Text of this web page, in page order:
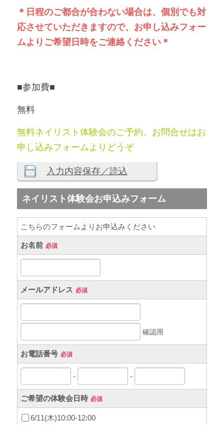
＊日程のご都合が合わない場合は、個別でも対
応させていただきますので、お申し込みフォー
ムよりご希望日時をご連絡ください＊
■参加費■
無料
無料ネイリスト体験会のご予約、お問合せはお
申し込みフォームよりどうぞ